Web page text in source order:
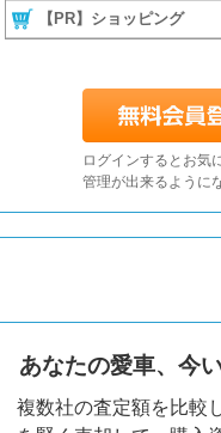
【PR】ショッピング
ログインするとお気
管理が出来るように
あなたの愛車、今
複数社の査定額を比較